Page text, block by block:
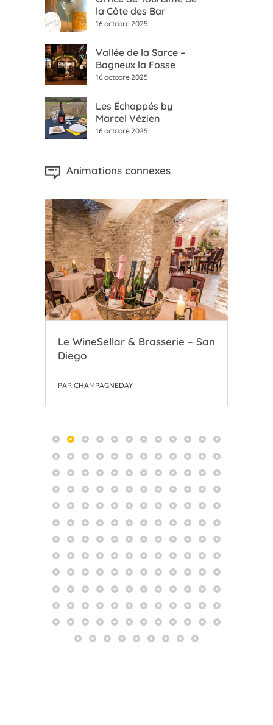
la Côte des Bar
16 octobre 2025
Vallée de la Sarce –
Bagneux la Fosse
16 octobre 2025
Les Échappés by
Marcel Vézien
16 octobre 2025
Animations connexes
Le WineSellar & Brasserie – San
Diego
PAR CHAMPAGNEDAY